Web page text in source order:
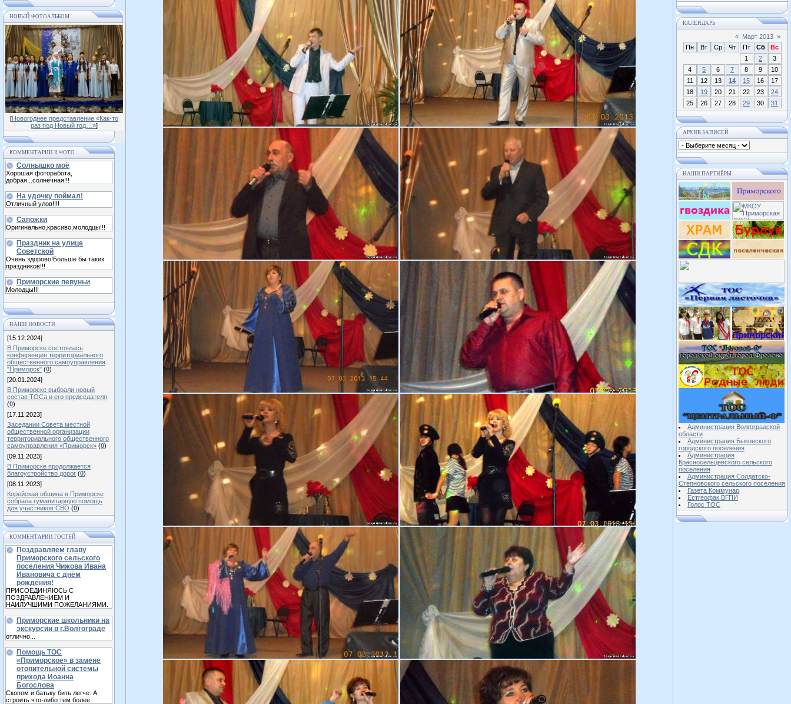
НОВЫЙ ФОТОАЛЬБОМ
[Новогоднее представление «Как-то
раз под Новый год…»]
КОММЕНТАРИИ К ФОТО
Солнышко моё
Хорошая фоторабота,
добрая...солнечная!!!
На удочку поймал!
Отличный улов!!!!
Сапожки
Оригинально,красиво,молодцы!!!
Праздник на улице
Советской
Очень здорово!Больше бы таких
праздников!!!
Приморские певуньи
Молодцы!!!
НАШИ НОВОСТИ
[15.12.2024]
В Приморске состоялась
конференция территориального
общественного самоуправления
"Приморск" (0)
[20.01.2024]
В Приморске выбрали новый
состав ТОСа и его председателя
(0)
[17.11.2023]
Заседании Совета местной
общественной организации
территориального общественного
самоуправления «Приморск» (0)
[09.11.2023]
В Приморске продолжается
благоустройство дорог (0)
[08.11.2023]
Корейская община в Приморске
собрала гуманитарную помощь
для участников СВО (0)
КОММЕНТАРИИ ГОСТЕЙ
Поздравляем главу
Приморского сельского
поселения Чижова Ивана
Ивановича с днём
рождения!
ПРИСОЕДИНЯЮСЬ С
ПОЗДРАВЛЕНИЕМ И
НАИЛУЧШИМИ ПОЖЕЛАНИЯМИ.
Приморские школьники на
экскурсии в г.Волгограде
отлично...
Помощь ТОС
«Приморское» в замене
отопительной системы
прихода Иоанна
Богослова
Скопом и батьку бить легче. А
строить что-либо тем более.
КАЛЕНДАРЬ
« Март 2013 »
Пн
Вт Ср Чт Пт Сб
Вс
1
2
3
4
5 6 7 8 9
10
11
12 13 14 15 16
17
18
19 20 21 22 23
24
25
26 27 28 29 30 31
АРХИВ ЗАПИСЕЙ
НАШИ ПАРТНЁРЫ
Администрация Волгоградской
области
Администрация Быковского
городского поселения
Администрация
Красносельцевского сельского
поселения
Администрация Солдатско-
Степновского сельского поселения
Газета Коммунар
Естгеофак ВГПИ
Голос ТОС